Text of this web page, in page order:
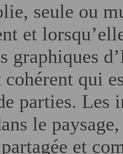
seule ou
et
graphiques
cohérent qui
parties. Les
le
et